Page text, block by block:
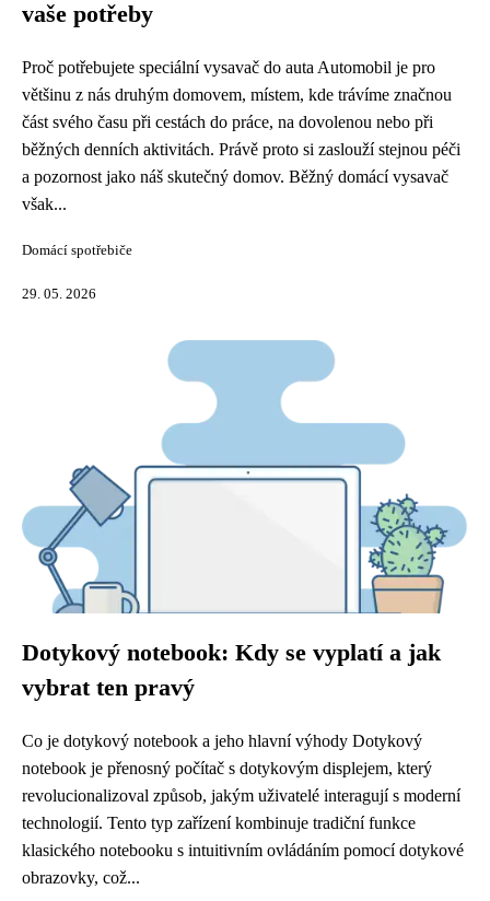
vaše potřeby
Proč potřebujete speciální vysavač do auta Automobil je pro
většinu z nás druhým domovem, místem, kde trávíme značnou
část svého času při cestách do práce, na dovolenou nebo při
běžných denních aktivitách. Právě proto si zaslouží stejnou péči
a pozornost jako náš skutečný domov. Běžný domácí vysavač
však...
Domácí spotřebiče
29. 05. 2026
Dotykový notebook: Kdy se vyplatí a jak
vybrat ten pravý
Co je dotykový notebook a jeho hlavní výhody Dotykový
notebook je přenosný počítač s dotykovým displejem, který
revolucionalizoval způsob, jakým uživatelé interagují s moderní
technologií. Tento typ zařízení kombinuje tradiční funkce
klasického notebooku s intuitivním ovládáním pomocí dotykové
obrazovky, což...